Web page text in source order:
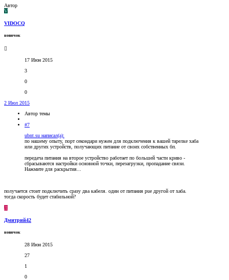
Автор
V
VIDOCQ
новичок
17 Июн 2015
3
0
0
2 Июл 2015
Автор темы
#7
ubnt.su написал(а):
по нашему опыту, порт секондари нужен для подключения к вашей тарелке хаба
или других устройств, получающих питание от своих собственных бп.
передача питания на второе устройство работает по большей части криво -
сбрасываются настройки основной точки, перезагрузки, пропадание связи.
Нажмите для раскрытия...
получается стоит подключить сразу два кабеля. один от питания pue другой от хаба.
тогда скорость будет стабильной?
Д
Дмитрий42
новичок
28 Июн 2015
27
1
0